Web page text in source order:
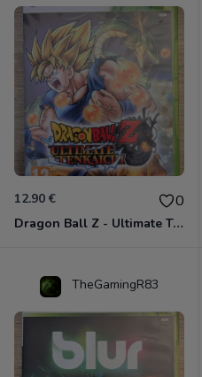
12.90 € 0
Dragon Ball Z - Ultimate Tenkaichi Xbox 360
TheGamingR83